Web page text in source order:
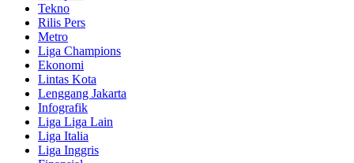
Tekno
Rilis Pers
Metro
Liga Champions
Ekonomi
Lintas Kota
Lenggang Jakarta
Infografik
Liga Liga Lain
Liga Italia
Liga Inggris